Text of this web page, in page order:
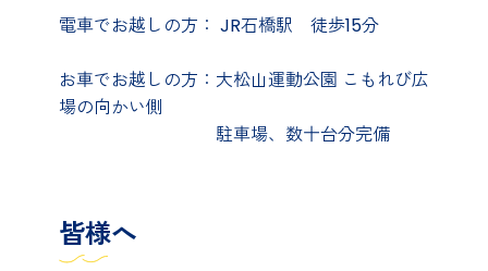
電車でお越しの方： JR石橋駅 徒歩15分
お車でお越しの方：大松山運動公園 こもれび広
場の向かい側
駐車場、数十台分完備
皆様へ